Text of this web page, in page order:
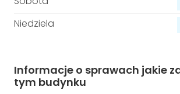
Niedziela
Informacje o sprawach jakie
tym budynku